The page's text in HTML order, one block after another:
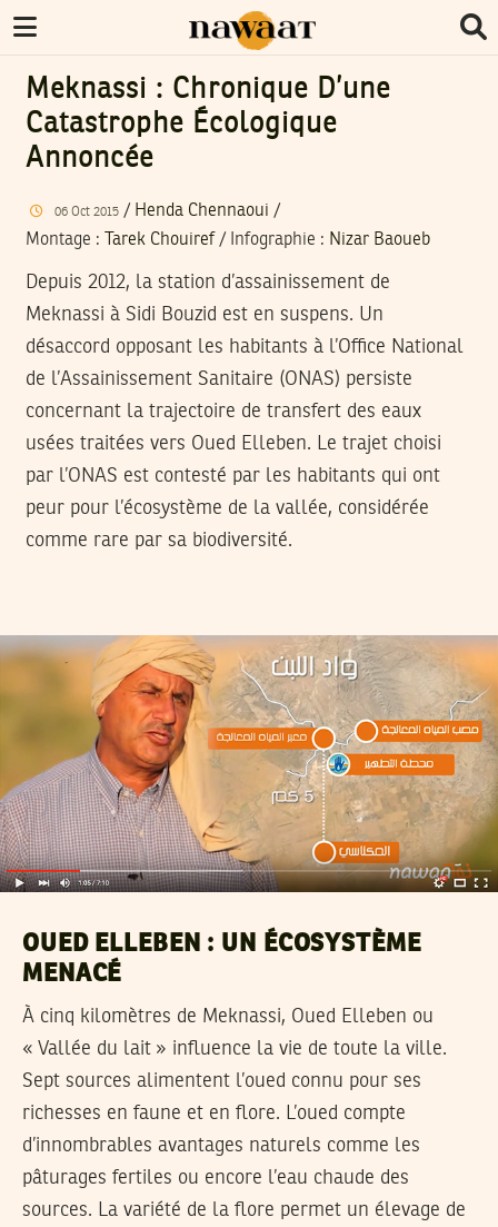
Meknassi : Chronique D’une
Catastrophe Écologique
Annoncée
06 Oct 2015/ Henda Chennaoui /
Montage : Tarek Chouiref / Infographie : Nizar Baoueb
Depuis 2012, la station d’assainissement de
Meknassi à Sidi Bouzid est en suspens. Un
désaccord opposant les habitants à l’Office National
de l’Assainissement Sanitaire (ONAS) persiste
concernant la trajectoire de transfert des eaux
usées traitées vers Oued Elleben. Le trajet choisi
par l’ONAS est contesté par les habitants qui ont
peur pour l’écosystème de la vallée, considérée
comme rare par sa biodiversité.
OUED ELLEBEN : UN ÉCOSYSTÈME
MENACÉ
À cinq kilomètres de Meknassi, Oued Elleben ou
« Vallée du lait » influence la vie de toute la ville.
Sept sources alimentent l’oued connu pour ses
richesses en faune et en flore. L’oued compte
d’innombrables avantages naturels comme les
pâturages fertiles ou encore l’eau chaude des
sources. La variété de la flore permet un élevage de